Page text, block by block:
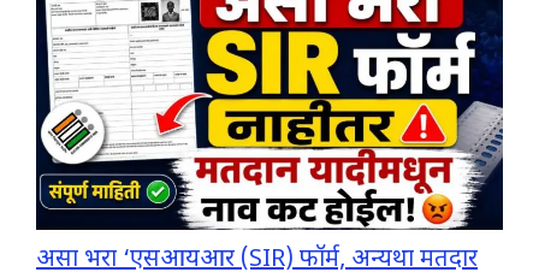
असा भरा ‘एसआयआर (SIR) फॉर्म, अन्यथा मतदार